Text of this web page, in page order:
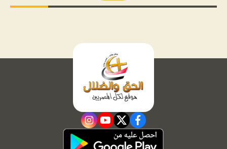
facebook
twitter
youtube
instagram